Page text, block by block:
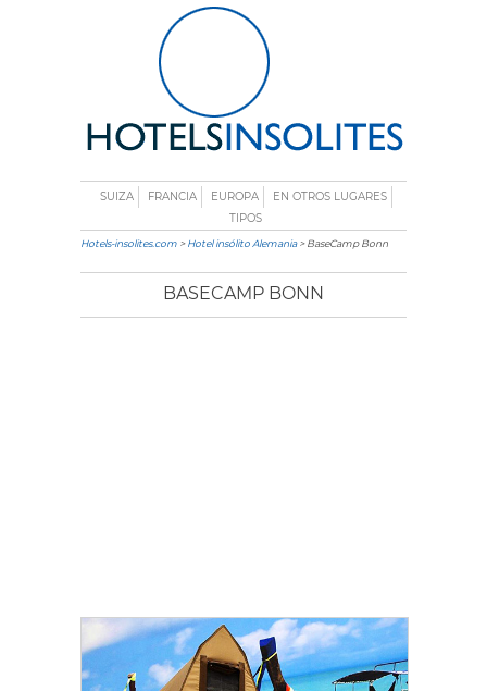
SUIZA FRANCIA EUROPA
EN OTROS LUGARES
TIPOS
Hotels-insolites.com >Hotel insólito Alemania> BaseCamp Bonn
BASECAMP BONN